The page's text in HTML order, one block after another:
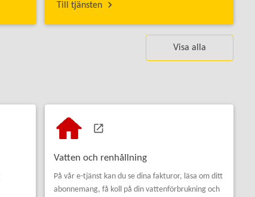
Till tjänsten
Visa alla
Vatten och renhållning
På vår e-tjänst kan du se dina fakturor, läsa om ditt
abonnemang, få koll på din vattenförbrukning och